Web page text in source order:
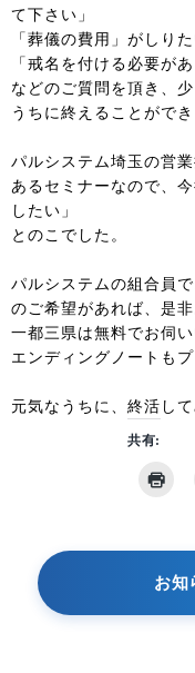
て下さい」
「葬儀の費用」がしりた
「戒名を付ける必要が
などのご質問を頂き、
うちに終えることができ
パルシステム埼玉の営
あるセミナーなので、
したい」
とのこでした。
パルシステムの組合員
のご希望があれば、是
一都三県は無料でお伺
エンディングノートも
元気なうちに、終活し
共有:
お知